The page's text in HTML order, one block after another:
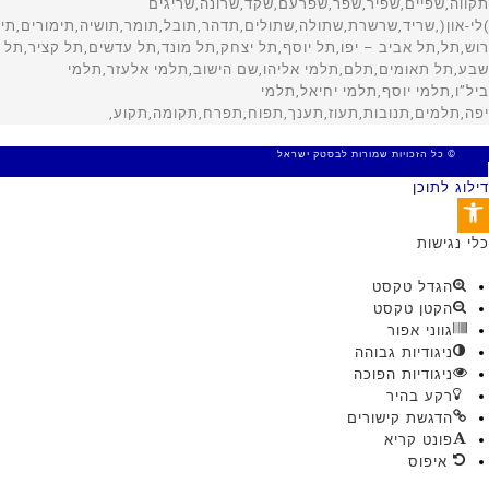
© כל הזכויות שמורות לבסטק ישראל
דילוג לתוכן
פתח סרגל נגישות
כלי נגישות
הגדל טקסט
הקטן טקסט
גווני אפור
ניגודיות גבוהה
ניגודיות הפוכה
רקע בהיר
הדגשת קישורים
פונט קריא
איפוס